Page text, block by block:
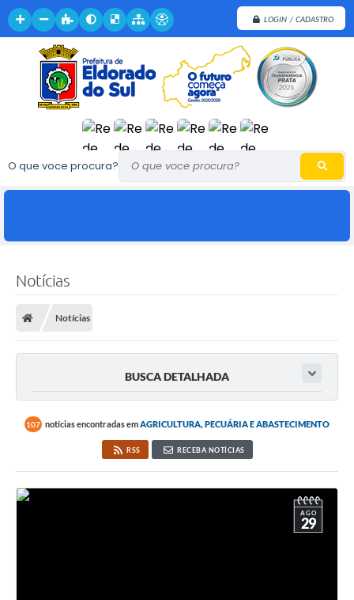
LOGIN / CADASTRO
O que voce procura?
Notícias
Notícias
BUSCA DETALHADA
107 notícias encontradas emAGRICULTURA, PECUÁRIA E ABASTECIMENTO
RSS RECEBA NOTÍCIAS
AGO
29